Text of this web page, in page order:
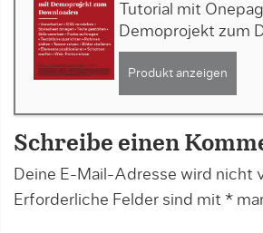
Tutorial mit
Demoprojekt zum
Produkt anzeigen
Schreibe einen
Deine E-Mail-Adresse wird nicht
Erforderliche Felder sind mit *